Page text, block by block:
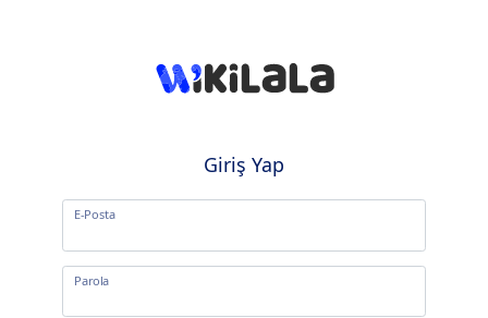
Giriş Yap
E-Posta
Parola